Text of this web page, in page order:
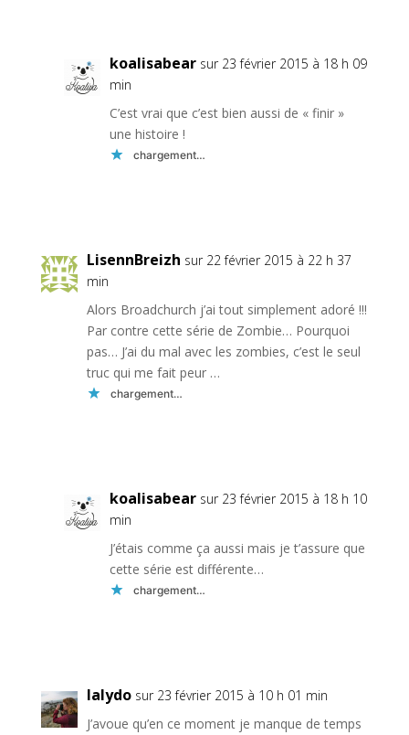
koalisabear sur 23 février 2015 à 18 h 09
min
C’est vrai que c’est bien aussi de « finir »
une histoire !
chargement…
LisennBreizh sur 22 février 2015 à 22 h 37
min
Alors Broadchurch j’ai tout simplement adoré !!!
Par contre cette série de Zombie… Pourquoi
pas… J’ai du mal avec les zombies, c’est le seul
truc qui me fait peur …
chargement…
koalisabear sur 23 février 2015 à 18 h 10
min
J’étais comme ça aussi mais je t’assure que
cette série est différente…
chargement…
lalydo sur 23 février 2015 à 10 h 01 min
J’avoue qu’en ce moment je manque de temps